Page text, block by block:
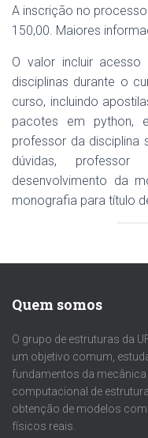
A inscrição no
150,00. Maiores
O valor incluir
disciplinas durante o
curso, incluindo
pacotes em python,
professor da disciplina
dúvidas,
desenvolvimento da
monografia para título
Quem somos
O grupo de estruturas da
um objetivo comum,
fundamentos da
computacional de
obtenção de modelos
físicos reais.